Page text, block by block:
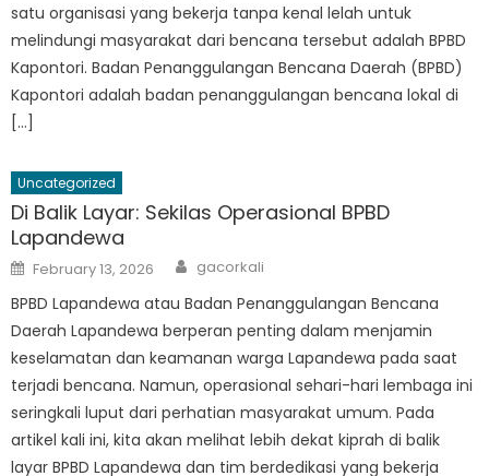
satu organisasi yang bekerja tanpa kenal lelah untuk
melindungi masyarakat dari bencana tersebut adalah BPBD
Kapontori. Badan Penanggulangan Bencana Daerah (BPBD)
Kapontori adalah badan penanggulangan bencana lokal di
[…]
Uncategorized
Di Balik Layar: Sekilas Operasional BPBD
Lapandewa
Posted
on
February 13, 2026 Author
gacorkali
BPBD Lapandewa atau Badan Penanggulangan Bencana
Daerah Lapandewa berperan penting dalam menjamin
keselamatan dan keamanan warga Lapandewa pada saat
terjadi bencana. Namun, operasional sehari-hari lembaga ini
seringkali luput dari perhatian masyarakat umum. Pada
artikel kali ini, kita akan melihat lebih dekat kiprah di balik
layar BPBD Lapandewa dan tim berdedikasi yang bekerja